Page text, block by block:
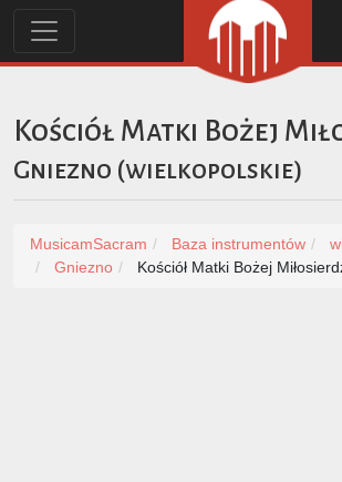
Kościół Matki Bożej
Gniezno (wielkopolskie)
MusicamSacram Baza instrumentów
Gniezno
Kościół Matki Bożej